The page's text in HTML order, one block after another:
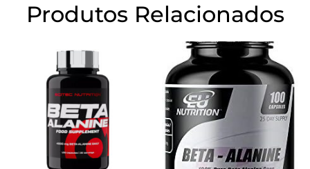
Produtos Relacionados